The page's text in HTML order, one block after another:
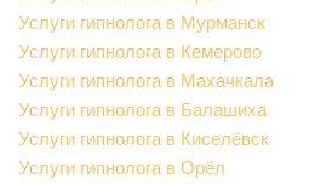
Услуги гипнолога в Мурманск
Услуги гипнолога в Кемерово
Услуги гипнолога в Махачкала
Услуги гипнолога в Балашиха
Услуги гипнолога в Киселёвск
Услуги гипнолога в Орёл